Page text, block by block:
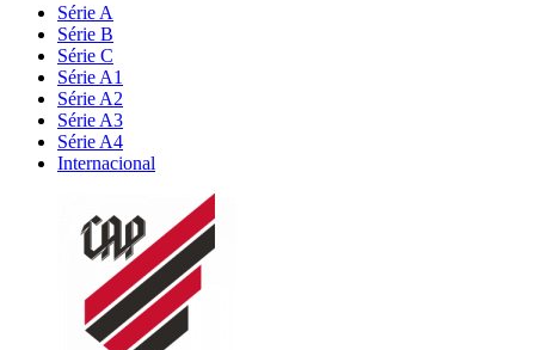
Série A
Série B
Série C
Série A1
Série A2
Série A3
Série A4
Internacional